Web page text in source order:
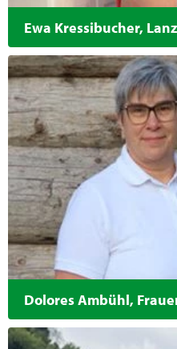
Ewa Kressibucher,
Dolores Ambühl,